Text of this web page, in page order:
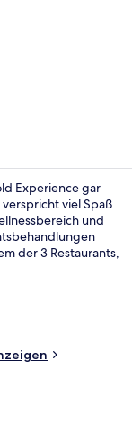
Experience gar
viel Spaß
und
der 3 Restaurants,
eine Strandbar